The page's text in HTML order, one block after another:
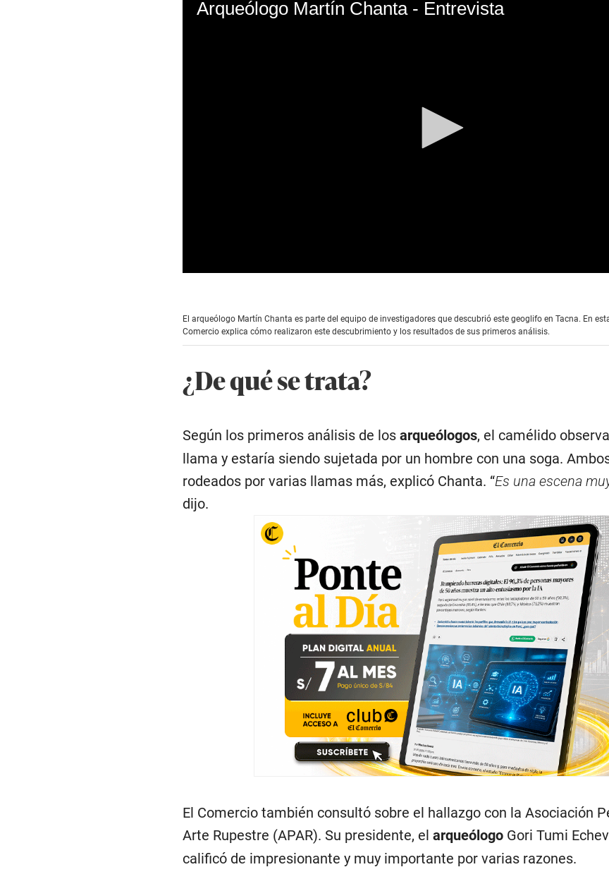
Arqueólogo Martín Chanta - Entrevista
o
n
d
2
u
,
2
El arqueólogo Martín Chanta es parte del equipo de investigadores que descubrió este geoglifo en Tacna. En
Comercio explica cómo realizaron este descubrimiento y los resultados de sus primeros análisis.
¿De qué se trata?
Según los primeros análisis de los arqueólogos, el camélido
llama y estaría siendo sujetada por un hombre con una soga.
rodeados por varias llamas más, explicó Chanta. “Es una escena
dijo.
El Comercio también consultó sobre el hallazgo con la Asociación
Arte Rupestre (APAR). Su presidente, el arqueólogoGori Tumi
calificó de impresionante y muy importante por varias razones.